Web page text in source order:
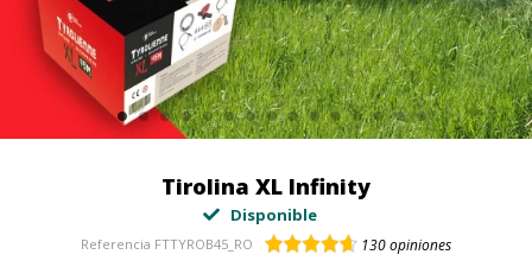
Tirolina XL Infinity
Disponible
Referencia FTTYROB45_RO 130opiniones